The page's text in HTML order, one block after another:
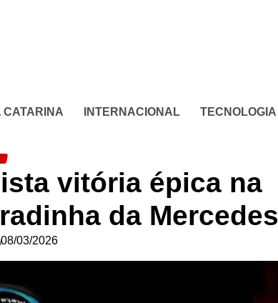
CATARINA INTERNACIONAL TECNOLOGIA
vitória épica na
da Mercedes
08/03/2026